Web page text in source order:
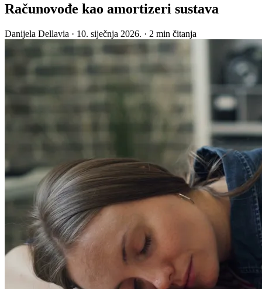
Računovođe kao amortizeri sustava
Danijela Dellavia · 10. siječnja 2026. · 2 min čitanja